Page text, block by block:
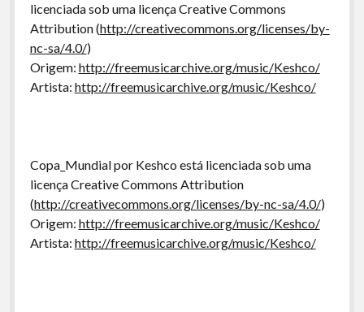
licenciada sob uma licença Creative Commons
Attribution (http://creativecommons.org/licenses/by-
nc-sa/4.0/)
Origem: http://freemusicarchive.org/music/Keshco/
Artista: http://freemusicarchive.org/music/Keshco/
Copa_Mundial por Keshco está licenciada sob uma
licença Creative Commons Attribution
(http://creativecommons.org/licenses/by-nc-sa/4.0/)
Origem: http://freemusicarchive.org/music/Keshco/
Artista: http://freemusicarchive.org/music/Keshco/